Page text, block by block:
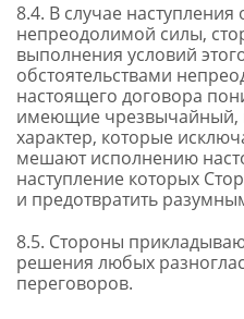
8.4. В случае наступления
непреодолимой силы,
выполнения условий
обстоятельствами
настоящего договора
имеющие чрезвычайный,
характер, которые
мешают исполнению
наступление которых
и предотвратить
8.5. Стороны
решения любых
переговоров.